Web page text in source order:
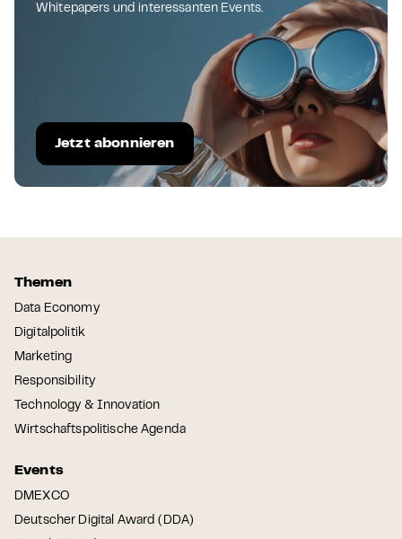
Whitepapers und interessanten Events.
Jetzt abonnieren
Themen
Data Economy
Digitalpolitik
Marketing
Responsibility
Technology & Innovation
Wirtschaftspolitische Agenda
Events
DMEXCO
Deutscher Digital Award (DDA)